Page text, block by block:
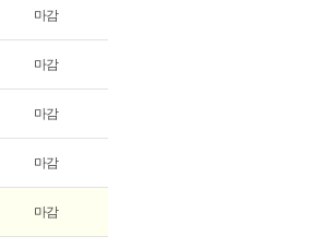
마감
마감
마감
마감
마감